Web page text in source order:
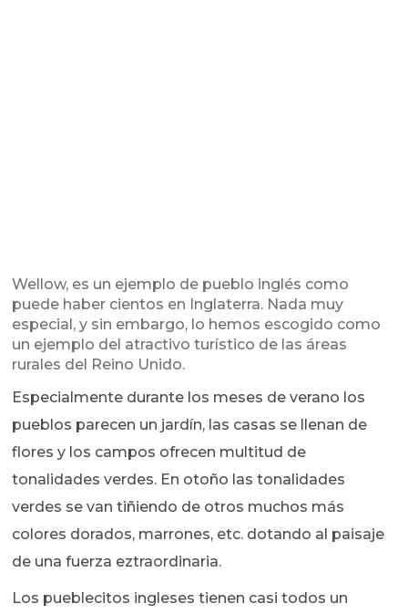
Wellow, es un ejemplo de pueblo inglés como
puede haber cientos en Inglaterra. Nada muy
especial, y sin embargo, lo hemos escogido como
un ejemplo del atractivo turístico de las áreas
rurales del Reino Unido.
Especialmente durante los meses de verano los
pueblos parecen un jardín, las casas se llenan de
flores y los campos ofrecen multitud de
tonalidades verdes. En otoño las tonalidades
verdes se van tiñiendo de otros muchos más
colores dorados, marrones, etc. dotando al paisaje
de una fuerza eztraordinaria.
Los pueblecitos ingleses tienen casi todos un